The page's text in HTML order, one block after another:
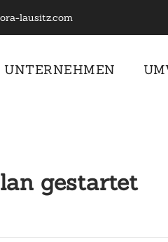
lausitz.com
UNTERNEHMEN
gestartet